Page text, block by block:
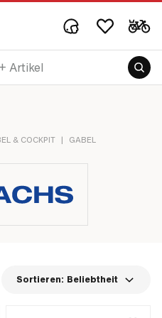
& COCKPIT | GABEL
Sortieren: Beliebtheit